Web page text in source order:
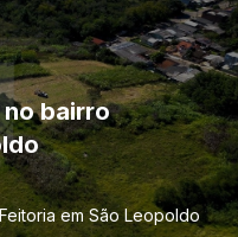
bairro
em São Leopoldo